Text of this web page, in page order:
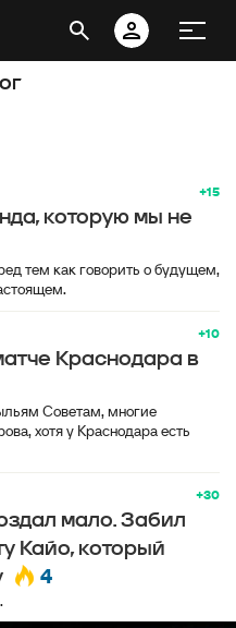
+15
которую мы не
тем как говорить о будущем,
+10
Краснодара в
Советам, многие
хотя у Краснодара есть
+30
мало. Забил
Кайо, который
4